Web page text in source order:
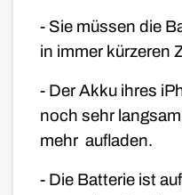
- Sie müssen die
in immer kürzeren
- Der Akku ihres
noch sehr
mehr aufladen.
- Die Batterie ist